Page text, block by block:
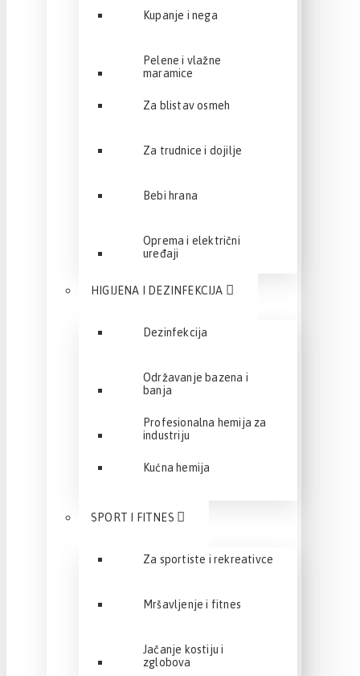
Kupanje i nega
Pelene i vlažne
maramice
Za blistav osmeh
Za trudnice i dojilje
Bebi hrana
Oprema i električni
uređaji
HIGIJENA I DEZINFEKCIJA
Dezinfekcija
Održavanje bazena i
banja
Profesionalna hemija za
industriju
Kućna hemija
SPORT I FITNES
Za sportiste i rekreativce
Mršavljenje i fitnes
Jačanje kostiju i
zglobova